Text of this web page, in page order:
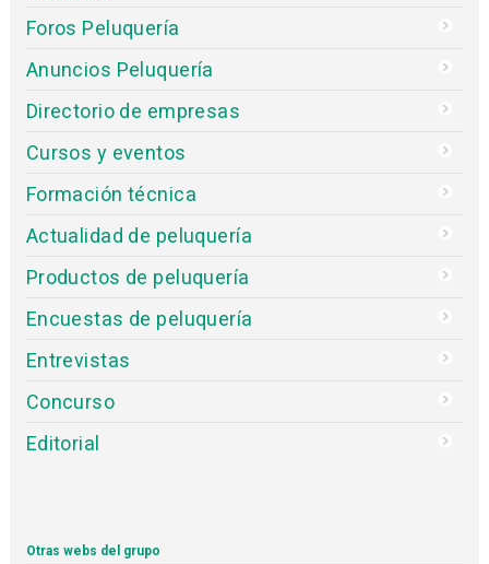
Foros Peluquería
Anuncios Peluquería
Directorio de empresas
Cursos y eventos
Formación técnica
Actualidad de peluquería
Productos de peluquería
Encuestas de peluquería
Entrevistas
Concurso
Editorial
Otras webs del grupo